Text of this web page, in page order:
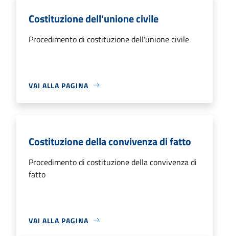
Costituzione dell'unione civile
Procedimento di costituzione dell'unione civile
VAI ALLA PAGINA
Costituzione della convivenza di fatto
Procedimento di costituzione della convivenza di
fatto
VAI ALLA PAGINA